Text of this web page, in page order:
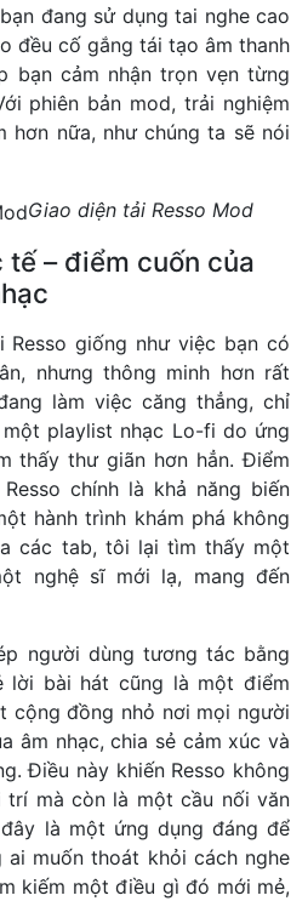
đang sử dụng tai nghe cao
đều cố gắng tái tạo âm thanh
bạn cảm nhận trọn vẹn từng
phiên bản mod, trải nghiệm
hơn nữa, như chúng ta sẽ nói
Giao diện tải Resso Mod
– điểm cuốn của
giống như việc bạn có
nhưng thông minh hơn rất
làm việc căng thẳng, chỉ
playlist nhạc Lo-fi do ứng
thấy thư giãn hơn hẳn. Điểm
chính là khả năng biến
hành trình khám phá không
các tab, tôi lại tìm thấy một
nghệ sĩ mới lạ, mang đến
người dùng tương tác bằng
lời bài hát cũng là một điểm
cộng đồng nhỏ nơi mọi người
âm nhạc, chia sẻ cảm xúc và
Điều này khiến Resso không
mà còn là một cầu nối văn
là một ứng dụng đáng để
muốn thoát khỏi cách nghe
kiếm một điều gì đó mới mẻ,